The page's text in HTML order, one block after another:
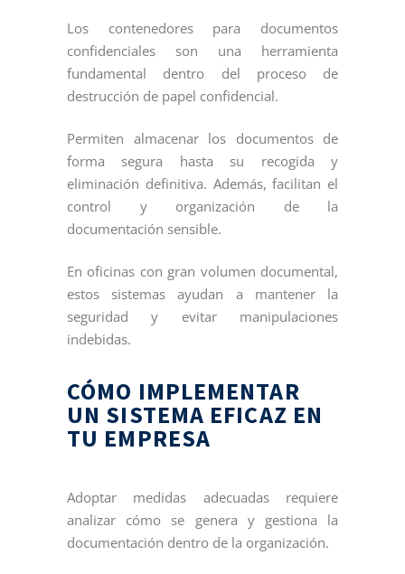
Los contenedores para documentos
confidenciales son una herramienta
fundamental dentro del proceso de
destrucción de papel confidencial.
Permiten almacenar los documentos de
forma segura hasta su recogida y
eliminación definitiva. Además, facilitan el
control y organización de la
documentación sensible.
En oficinas con gran volumen documental,
estos sistemas ayudan a mantener la
seguridad y evitar manipulaciones
indebidas.
CÓMO IMPLEMENTAR
UN SISTEMA EFICAZ EN
TU EMPRESA
Adoptar medidas adecuadas requiere
analizar cómo se genera y gestiona la
documentación dentro de la organización.